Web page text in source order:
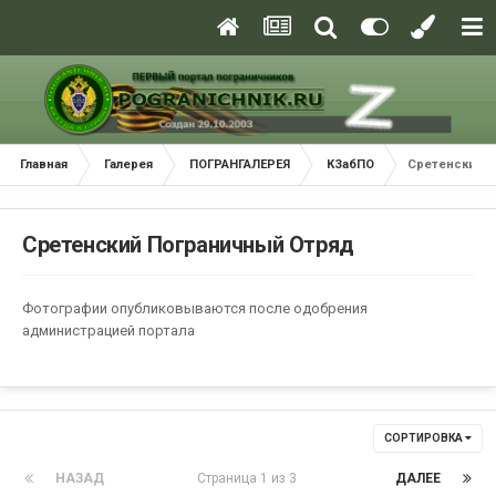
Главная Галерея ПОГРАНГАЛЕРЕЯ КЗабПО Сретенский
Сретенский Пограничный Отряд
Фотографии опубликовываются после одобрения
администрацией портала
СОРТИРОВКА
НАЗАД ДАЛЕЕ
Страница 1 из 3